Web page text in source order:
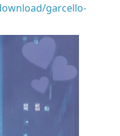
garcello-